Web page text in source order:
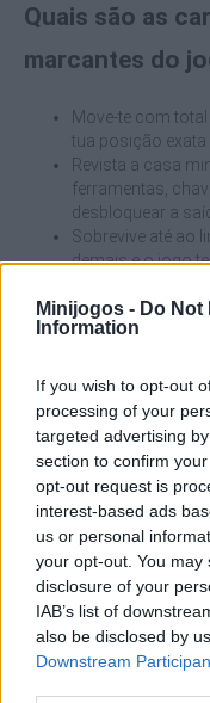
Minijogos - Do Not
Information
If you wish to opt-out
processing of your
targeted advertising
section to confirm
opt-out request is
interest-based ads
us or personal
your opt-out. You
disclosure of your
IAB’s list of
also be disclosed by
Downstream
Quais são as
marcantes do
Move-te com
tua posição exata
Revista a casa
ferramentas,
desbloquear a
Sobrevive até ao
demais e o jogo
Enfrenta uma
rápida e letal a
Usa o ambiente
para explorar.
Durante o primeiro dia,
agressiva para
chave perto dos
de propósito num
atraí-la para lá,
explorando novas
Quem criou o
Este jogo foi